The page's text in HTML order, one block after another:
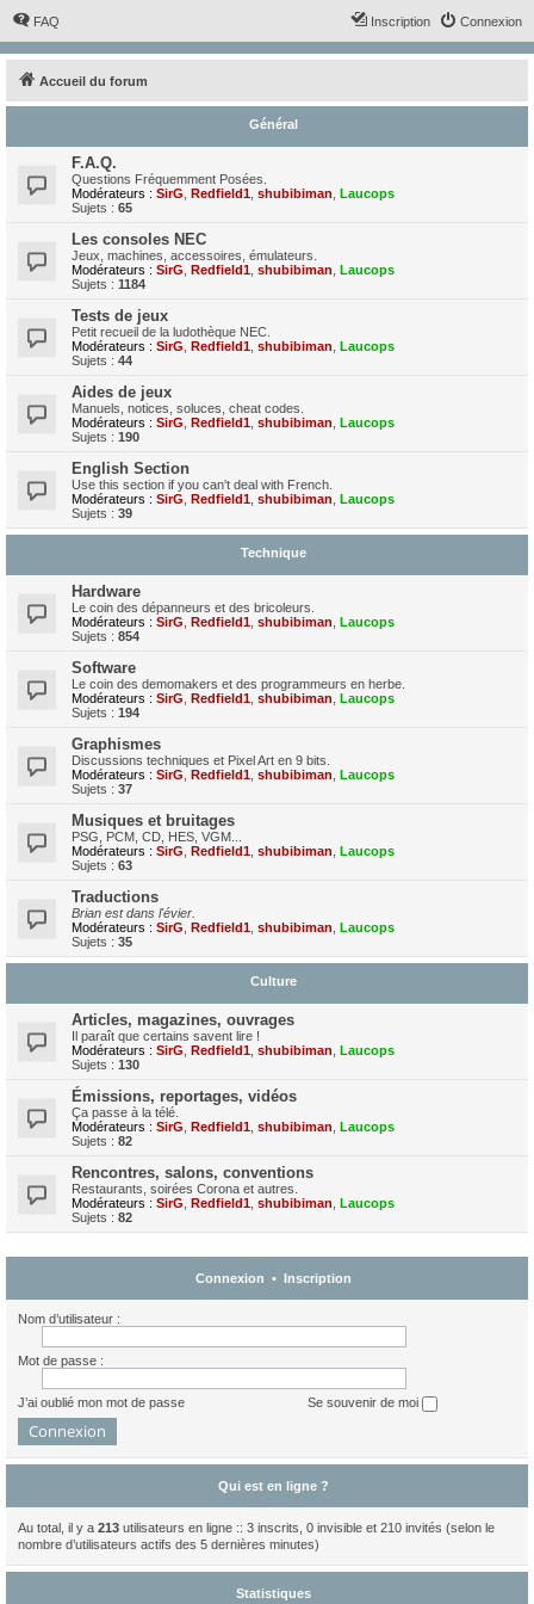
FAQ Connexion
Inscription
Accueil du forum
Général
F.A.Q.
Questions Fréquemment Posées.
Modérateurs : SirG Redfield1 shubibiman Laucops
Sujets : 65
Les consoles NEC
Jeux, machines, accessoires, émulateurs.
Modérateurs : SirG Redfield1 shubibiman Laucops
Sujets : 1184
Tests de jeux
Petit recueil de la ludothèque NEC.
Modérateurs : SirG Redfield1 shubibiman Laucops
Sujets : 44
Aides de jeux
Manuels, notices, soluces, cheat codes.
Modérateurs : SirG Redfield1 shubibiman Laucops
Sujets : 190
English Section
Use this section if you can't deal with French.
Modérateurs : SirG Redfield1 shubibiman Laucops
Sujets : 39
Technique
Hardware
Le coin des dépanneurs et des bricoleurs.
Modérateurs : SirG Redfield1 shubibiman Laucops
Sujets : 854
Software
Le coin des demomakers et des programmeurs en herbe.
Modérateurs : SirG Redfield1 shubibiman Laucops
Sujets : 194
Graphismes
Discussions techniques et Pixel Art en 9 bits.
Modérateurs : SirG Redfield1 shubibiman Laucops
Sujets : 37
Musiques et bruitages
PSG, PCM, CD, HES, VGM...
Modérateurs : SirG Redfield1 shubibiman Laucops
Sujets : 63
Traductions
Brian est dans l'évier.
Modérateurs : SirG Redfield1 shubibiman Laucops
Sujets : 35
Culture
Articles, magazines, ouvrages
Il paraît que certains savent lire !
Modérateurs : SirG Redfield1 shubibiman Laucops
Sujets : 130
Émissions, reportages, vidéos
Ça passe à la télé.
Modérateurs : SirG Redfield1 shubibiman Laucops
Sujets : 82
Rencontres, salons, conventions
Restaurants, soirées Corona et autres.
Modérateurs : SirG Redfield1 shubibiman Laucops
Sujets : 82
Connexion • Inscription
Nom d’utilisateur :
Mot de passe :
J’ai oublié mon mot de passe Se souvenir de moi
Qui est en ligne ?
Au total, il y a 213 utilisateurs en ligne :: 3 inscrits, 0 invisible et 210 invités (selon le
nombre d’utilisateurs actifs des 5 dernières minutes)
Statistiques